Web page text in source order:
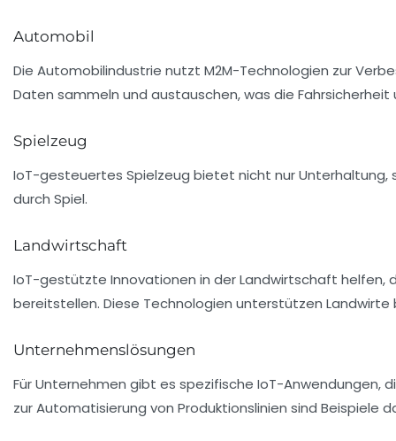
Automobil
Die Automobilindustrie nutzt M2M-Technologien zur
Daten sammeln und austauschen, was die Fahrsicherheit
Spielzeug
IoT-gesteuertes Spielzeug bietet nicht nur Unterhaltung,
durch Spiel.
Landwirtschaft
IoT-gestützte Innovationen in der Landwirtschaft helfen,
bereitstellen. Diese Technologien unterstützen
Unternehmenslösungen
Für Unternehmen gibt es spezifische IoT-Anwendungen,
zur Automatisierung von Produktionslinien sind Beispiele